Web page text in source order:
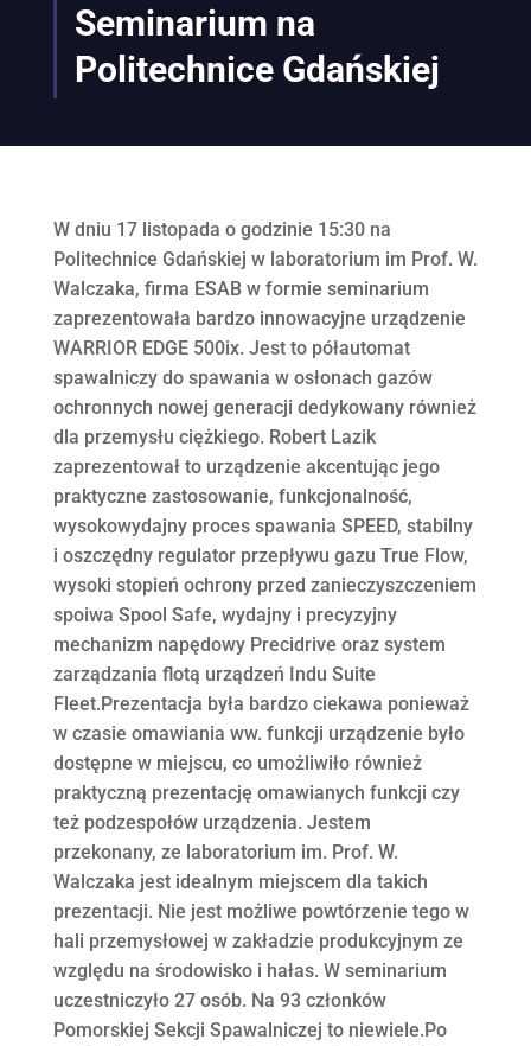
Seminarium na
Politechnice Gdańskiej
W dniu 17 listopada o godzinie 15:30 na
Politechnice Gdańskiej w laboratorium im Prof. W.
Walczaka, firma ESAB w formie seminarium
zaprezentowała bardzo innowacyjne urządzenie
WARRIOR EDGE 500ix. Jest to półautomat
spawalniczy do spawania w osłonach gazów
ochronnych nowej generacji dedykowany również
dla przemysłu ciężkiego. Robert Lazik
zaprezentował to urządzenie akcentując jego
praktyczne zastosowanie, funkcjonalność,
wysokowydajny proces spawania SPEED, stabilny
i oszczędny regulator przepływu gazu True Flow,
wysoki stopień ochrony przed zanieczyszczeniem
spoiwa Spool Safe, wydajny i precyzyjny
mechanizm napędowy Precidrive oraz system
zarządzania flotą urządzeń Indu Suite
Fleet.Prezentacja była bardzo ciekawa ponieważ
w czasie omawiania ww. funkcji urządzenie było
dostępne w miejscu, co umożliwiło również
praktyczną prezentację omawianych funkcji czy
też podzespołów urządzenia. Jestem
przekonany, ze laboratorium im. Prof. W.
Walczaka jest idealnym miejscem dla takich
prezentacji. Nie jest możliwe powtórzenie tego w
hali przemysłowej w zakładzie produkcyjnym ze
względu na środowisko i hałas. W seminarium
uczestniczyło 27 osób. Na 93 członków
Pomorskiej Sekcji Spawalniczej to niewiele.Po